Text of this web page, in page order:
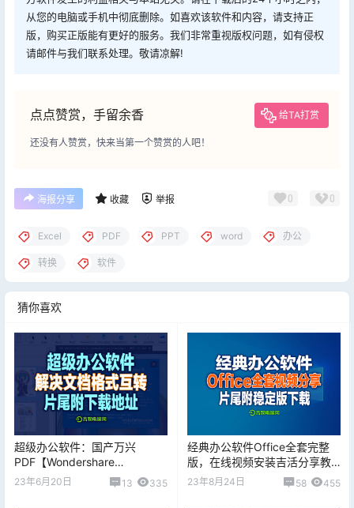
从您的电脑或手机中彻底删除。如喜欢该软件和内容，请支持正
版，购买正版能有更好的服务。我们非常重视版权问题，如有侵权
请邮件与我们联系处理。敬请凉解!
点点赞赏，手留余香 给TA打赏
还没有人赞赏，快来当第一个赞赏的人吧！
海报分享 收藏 举报 0 0
Excel PDF PPT word 办公
转换 软件
猜你喜欢
超级办公软件：国产万兴
PDF【Wondershare
PDFelement Pro 9.5.10.2296
23年6月20日 13 335
经典办公软件Office全套完整
版，在线视频安装吉活分享教
程，片尾附下载地址
23年8月24日 58 455